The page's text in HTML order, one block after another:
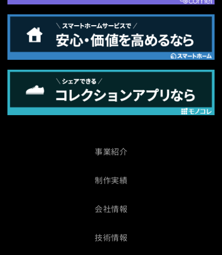
事業紹介
制作実績
会社情報
技術情報